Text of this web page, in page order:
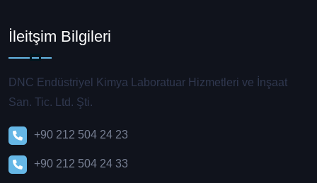
İleitşim Bilgileri
DNC Endüstriyel Kimya Laboratuar Hizmetleri ve İnşaat
San. Tic. Ltd. Şti.
+90 212 504 24 23
+90 212 504 24 33